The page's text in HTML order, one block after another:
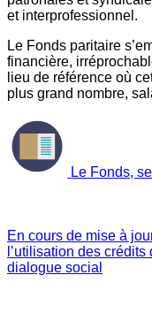
et interprofessionnel.
Le Fonds paritaire
financière,
lieu de référence où
plus grand nombre,
Le Fonds,
En cours de mise à
l’utilisation des
dialogue social